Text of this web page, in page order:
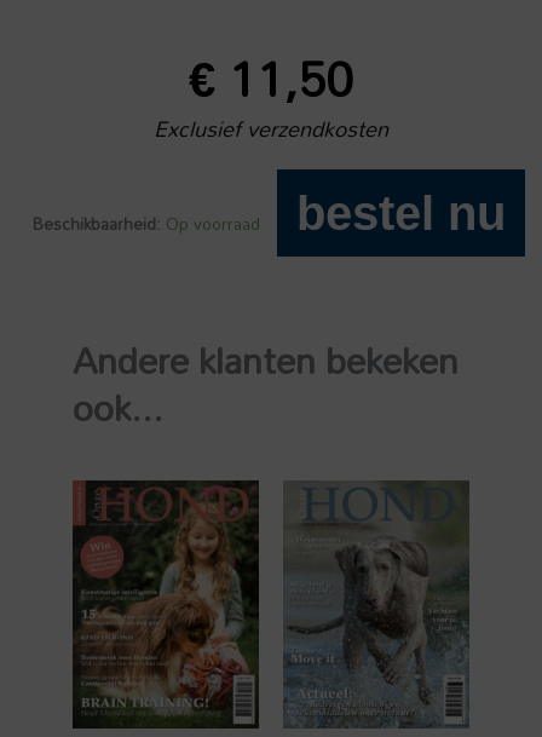
€11,50
Exclusief verzendkosten
Beschikbaarheid: Op voorraad Onze
Hond
aantal
bestel nu
Andere klanten bekeken
ook...